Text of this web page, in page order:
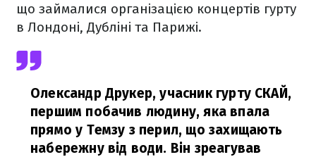
що займалися організацією концертів гурту
в Лондоні, Дубліні та Парижі.
Олександр Друкер, учасник гурту СКАЙ,
першим побачив людину, яка впала
прямо у Темзу з перил, що захищають
набережну від води. Він зреагував